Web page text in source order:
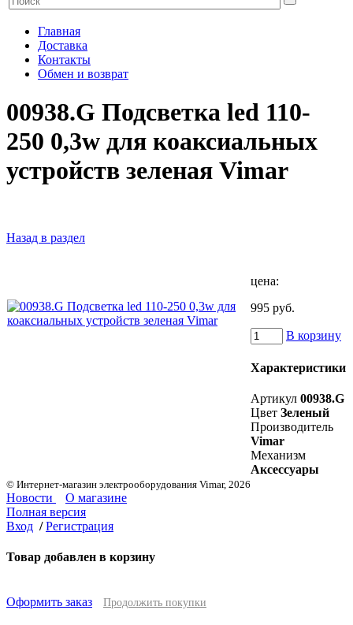
Главная
Доставка
Контакты
Обмен и возврат
00938.G Подсветка led 110-
250 0,3w для коаксиальных
устройств зеленая Vimar
Назад в раздел
цена:
995 руб.
В корзину
Характеристики
Артикул 00938.G
Цвет Зеленый
Производитель
Vimar
Механизм
Аксессуары
© Интернет-магазин электрооборудования Vimar, 2026
Новости
О магазине
Полная версия
Вход / Регистрация
Товар добавлен в корзину
Оформить заказ Продолжить покупки